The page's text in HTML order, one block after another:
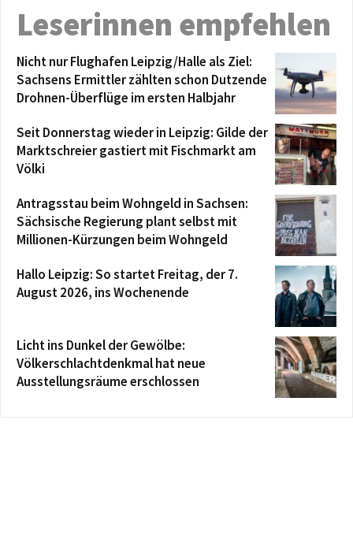
Leserinnen empfehlen
Nicht nur Flughafen Leipzig/Halle als Ziel:
Sachsens Ermittler zählten schon Dutzende
Drohnen-Überflüge im ersten Halbjahr
Seit Donnerstag wieder in Leipzig: Gilde der
Marktschreier gastiert mit Fischmarkt am
Völki
Antragsstau beim Wohngeld in Sachsen:
Sächsische Regierung plant selbst mit
Millionen-Kürzungen beim Wohngeld
Hallo Leipzig: So startet Freitag, der 7.
August 2026, ins Wochenende
Licht ins Dunkel der Gewölbe:
Völkerschlachtdenkmal hat neue
Ausstellungsräume erschlossen